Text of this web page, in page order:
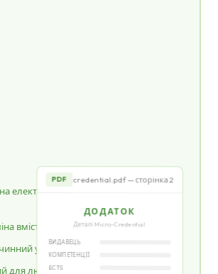
PDF credential.pdf — сторінка 2
ДОДАТОК
Деталі Micro-Credential
ВИДАВЕЦЬ
КОМПЕТЕНЦІЇ
ECTS
електронна печатка відповідно до
вмісту виявляється
у всьому ЄС
для людей